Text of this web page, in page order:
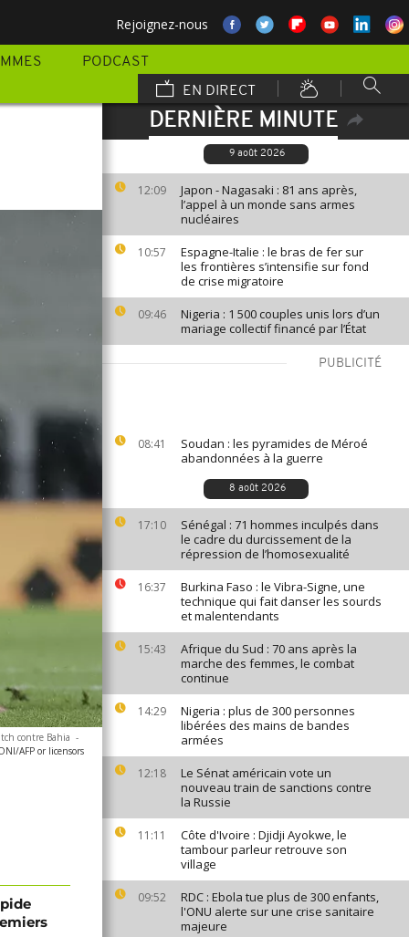
Rejoignez-nous
PODCAST
EN DIRECT
DERNIÈRE MINUTE
9 août 2026
12:09
Japon - Nagasaki : 81 ans après,
l’appel à un monde sans armes
nucléaires
10:57
Espagne-Italie : le bras de fer sur
les frontières s’intensifie sur fond
de crise migratoire
09:46
Nigeria : 1 500 couples unis lors d’un
mariage collectif financé par l’État
PUBLICITÉ
08:41
Soudan : les pyramides de Méroé
abandonnées à la guerre
8 août 2026
17:10
Sénégal : 71 hommes inculpés dans
le cadre du durcissement de la
répression de l’homosexualité
16:37
Burkina Faso : le Vibra-Signe, une
technique qui fait danser les sourds
et malentendants
15:43
Afrique du Sud : 70 ans après la
marche des femmes, le combat
continue
14:29
Nigeria : plus de 300 personnes
libérées des mains de bandes
armées
12:18
Le Sénat américain vote un
nouveau train de sanctions contre
la Russie
11:11
Côte d'Ivoire : Djidji Ayokwe, le
tambour parleur retrouve son
village
09:52
RDC : Ebola tue plus de 300 enfants,
l'ONU alerte sur une crise sanitaire
majeure
contre Bahia -
AFP or licensors